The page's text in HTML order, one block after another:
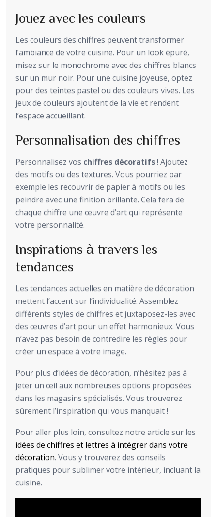
Jouez avec les couleurs
Les couleurs des chiffres peuvent transformer
l’ambiance de votre cuisine. Pour un look épuré,
misez sur le monochrome avec des chiffres blancs
sur un mur noir. Pour une cuisine joyeuse, optez
pour des teintes pastel ou des couleurs vives. Les
jeux de couleurs ajoutent de la vie et rendent
l’espace accueillant.
Personnalisation des chiffres
Personnalisez vos chiffres décoratifs! Ajoutez
des motifs ou des textures. Vous pourriez par
exemple les recouvrir de papier à motifs ou les
peindre avec une finition brillante. Cela fera de
chaque chiffre une œuvre d’art qui représente
votre personnalité.
Inspirations à travers les
tendances
Les tendances actuelles en matière de décoration
mettent l’accent sur l’individualité. Assemblez
différents styles de chiffres et juxtaposez-les avec
des œuvres d’art pour un effet harmonieux. Vous
n’avez pas besoin de contredire les règles pour
créer un espace à votre image.
Pour plus d’idées de décoration, n’hésitez pas à
jeter un œil aux nombreuses options proposées
dans les magasins spécialisés. Vous trouverez
sûrement l’inspiration qui vous manquait !
Pour aller plus loin, consultez notre article sur les
idées de chiffres et lettres à intégrer dans votre
décoration. Vous y trouverez des conseils
pratiques pour sublimer votre intérieur, incluant la
cuisine.